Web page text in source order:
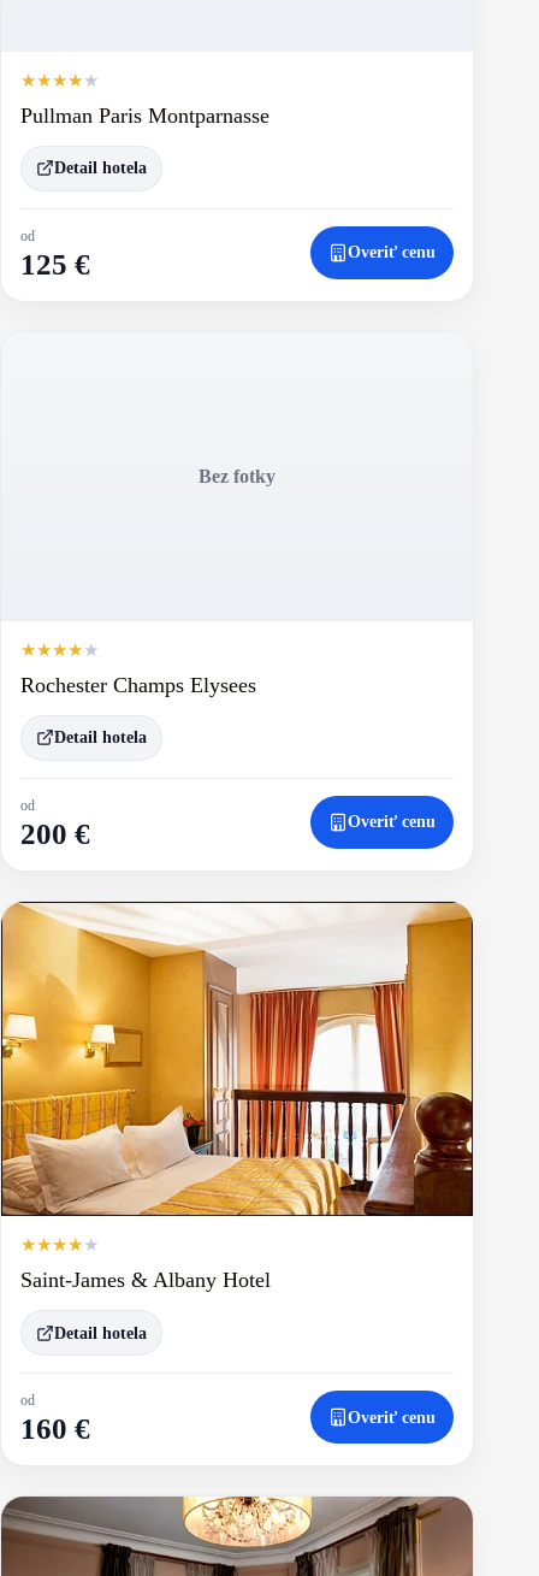
★★★★★
Pullman Paris Montparnasse
Detail hotela
od
125 € Overiť cenu
Bez fotky
★★★★★
Rochester Champs Elysees
Detail hotela
od
200 € Overiť cenu
★★★★★
Saint-James & Albany Hotel
Detail hotela
od
160 € Overiť cenu